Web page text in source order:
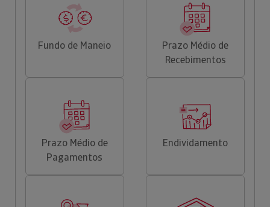
Fundo de Maneio
Prazo Médio de
Recebimentos
Prazo Médio de
Pagamentos
Endividamento